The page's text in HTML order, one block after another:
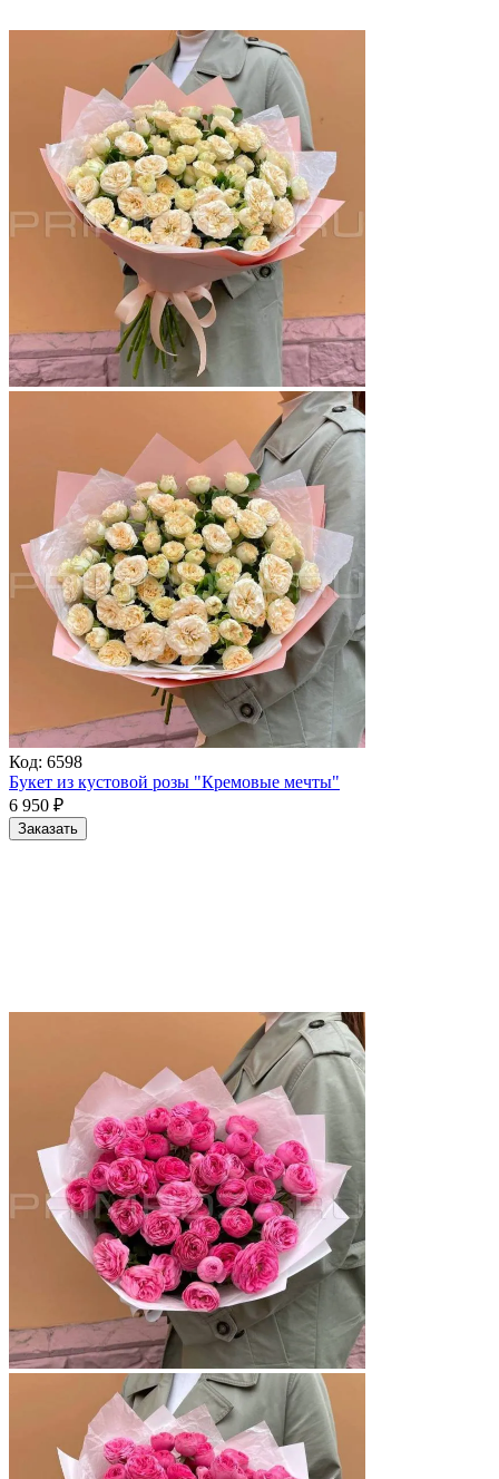
Код: 6598
Букет из кустовой розы "Кремовые мечты"
6 950 ₽
Заказать